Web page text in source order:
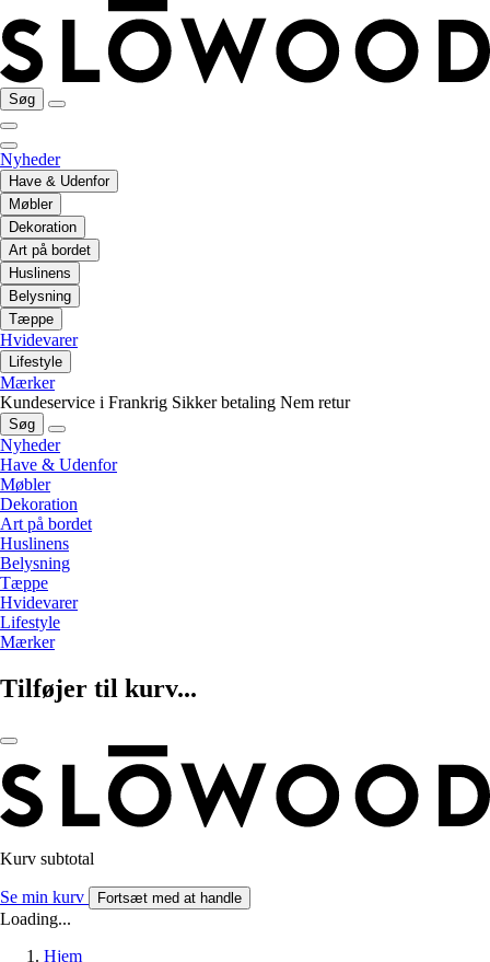
Søg
Nyheder
Have & Udenfor
Møbler
Dekoration
Art på bordet
Huslinens
Belysning
Tæppe
Hvidevarer
Lifestyle
Mærker
Kundeservice i Frankrig Sikker betaling Nem retur
Søg
Nyheder
Have & Udenfor
Møbler
Dekoration
Art på bordet
Huslinens
Belysning
Tæppe
Hvidevarer
Lifestyle
Mærker
Tilføjer til kurv...
Kurv subtotal
Se min kurv Fortsæt med at handle
Loading...
Hjem